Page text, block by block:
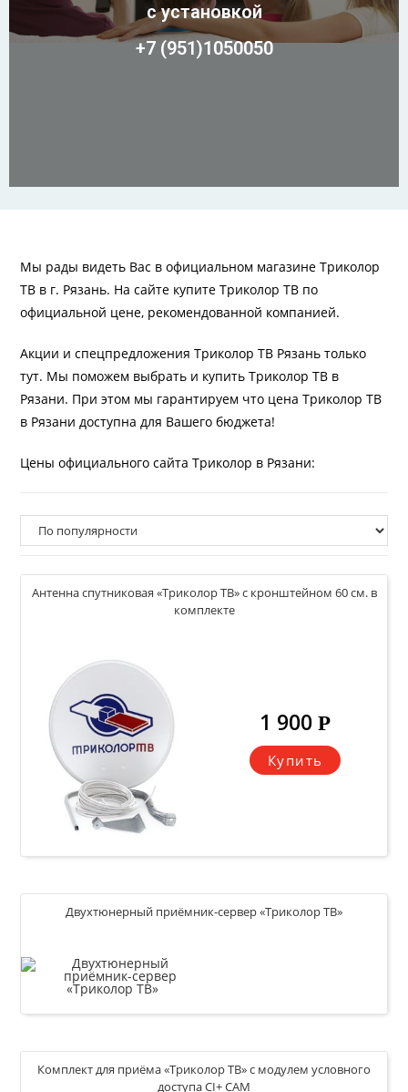
с установкой
+7 (951)1050050
Мы рады видеть Вас в официальном магазине Триколор
ТВ в г. Рязань. На сайте купите Триколор ТВ по
официальной цене, рекомендованной компанией.
Акции и спецпредложения Триколор ТВ Рязань только
тут. Мы поможем выбрать и купить Триколор ТВ в
Рязани. При этом мы гарантируем что цена Триколор ТВ
в Рязани доступна для Вашего бюджета!
Цены официального сайта Триколор в Рязани:
Антенна спутниковая «Триколор ТВ» с кронштейном 60 см. в
комплекте
1 900Р
Купить
Двухтюнерный приёмник-сервер «Триколор ТВ»
Купить
Комплект для приёма «Триколор ТВ» с модулем условного
доступа CI+ CAM